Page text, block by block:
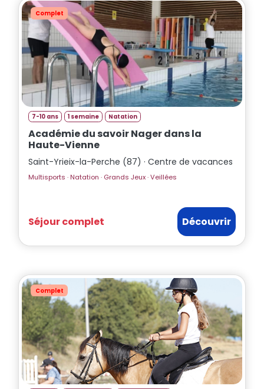
Complet
7-10 ans 1 semaine Natation
Académie du savoir Nager dans la
Haute-Vienne
Saint-Yrieix-la-Perche (87) · Centre de vacances
Multisports · Natation · Grands Jeux · Veillées
Séjour complet Découvrir
Complet